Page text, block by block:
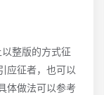
整版的方式征
应征者，也可以
体做法可以参考